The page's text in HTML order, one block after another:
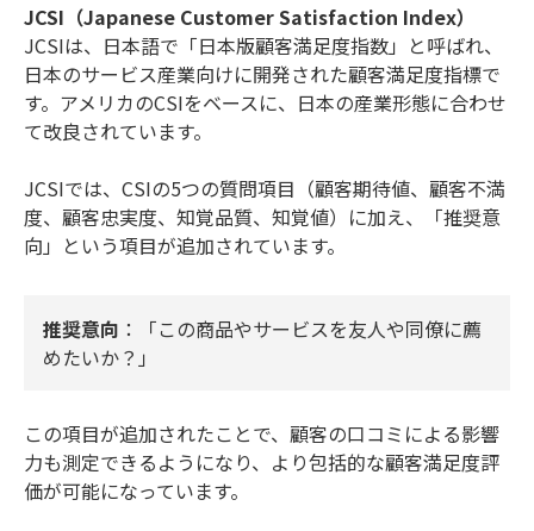
JCSI（Japanese Customer Satisfaction Index）
JCSIは、日本語で「日本版顧客満足度指数」と呼ばれ、
日本のサービス産業向けに開発された顧客満足度指標で
す。アメリカのCSIをベースに、日本の産業形態に合わせ
て改良されています。
JCSIでは、CSIの5つの質問項目（顧客期待値、顧客不満
度、顧客忠実度、知覚品質、知覚値）に加え、「推奨意
向」という項目が追加されています。
推奨意向 ：「この商品やサービスを友人や同僚に薦
めたいか？」
この項目が追加されたことで、顧客の口コミによる影響
力も測定できるようになり、より包括的な顧客満足度評
価が可能になっています。